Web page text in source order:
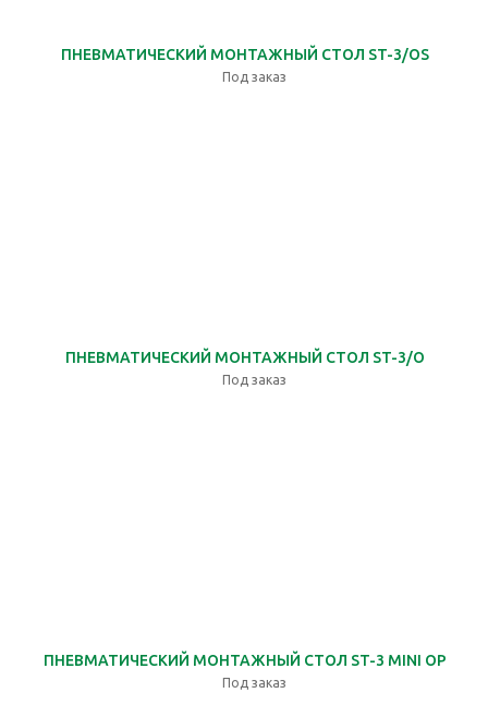
ПНЕВМАТИЧЕСКИЙ МОНТАЖНЫЙ СТОЛ ST-3/OS
Под заказ
ПНЕВМАТИЧЕСКИЙ МОНТАЖНЫЙ СТОЛ ST-3/O
Под заказ
ПНЕВМАТИЧЕСКИЙ МОНТАЖНЫЙ СТОЛ ST-3 MINI OP
Под заказ